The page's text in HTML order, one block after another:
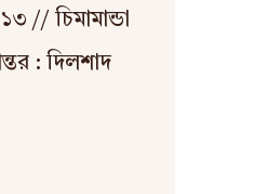
// চিমামান্ডা
: দিলশাদ